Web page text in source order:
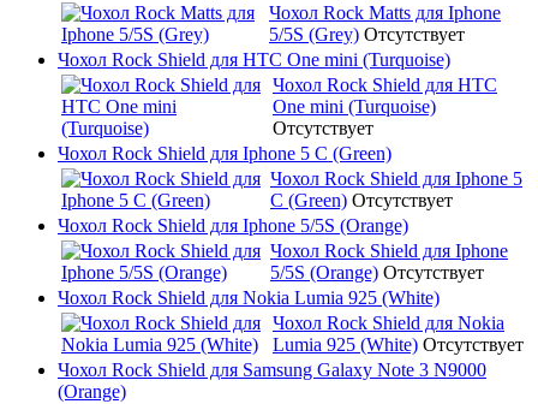
Чохол Rock Matts для Iphone
5/5S (Grey) Отсутствует
Чохол Rock Shield для HTC One mini (Turquoise)
Чохол Rock Shield для HTC
One mini (Turquoise)
Отсутствует
Чохол Rock Shield для Iphone 5 C (Green)
Чохол Rock Shield для Iphone 5
C (Green) Отсутствует
Чохол Rock Shield для Iphone 5/5S (Orange)
Чохол Rock Shield для Iphone
5/5S (Orange) Отсутствует
Чохол Rock Shield для Nokia Lumia 925 (White)
Чохол Rock Shield для Nokia
Lumia 925 (White) Отсутствует
Чохол Rock Shield для Samsung Galaxy Note 3 N9000
(Orange)